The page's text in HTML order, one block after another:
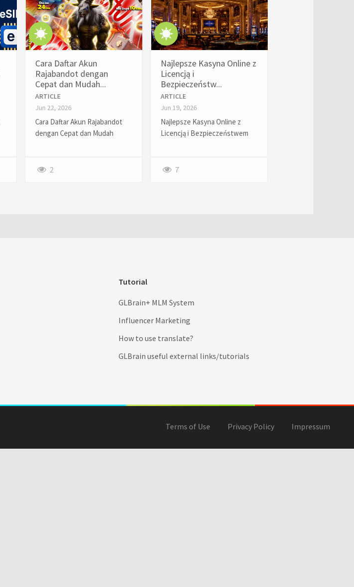
Cara Daftar Akun
Rajabandot dengan
Cepat dan Mudah...
ARTICLE
Jun 22, 2026
Cara Daftar Akun Rajabandot
dengan Cepat dan Mudah
2
Najlepsze Kasyna Online z
Licencją i
Bezpieczeństw...
ARTICLE
Jun 19, 2026
Najlepsze Kasyna Online z
Licencją i Bezpieczeństwem
7
Tutorial
GLBrain+ MLM System
Influencer Marketing
How to use translate?
GLBrain useful external links/tutorials
Terms of Use Privacy Policy Impressum